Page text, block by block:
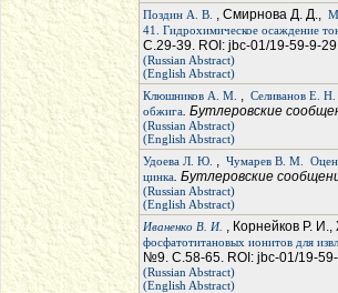
Поздин А. В. , Смирнова Д. Д.,
41. Гидрохимическое осаждение
С.29-39. ROI: jbc-01/19-59-9-29
(Russian Abstract)
(English Abstract)
Клюшников А. М. , Селиванов Е. Н.
обжига. Бутлеровские
(Russian Abstract)
(English Abstract)
Удоева Л. Ю. , Чумарев В. М.
цинка. Бутлеровские
(Russian Abstract)
(English Abstract)
Иваненко В. И. , Корнейков Р.
фосфатотитановых ионитов для
№9. С.58-65. ROI: jbc-01/19-
(Russian Abstract)
(English Abstract)